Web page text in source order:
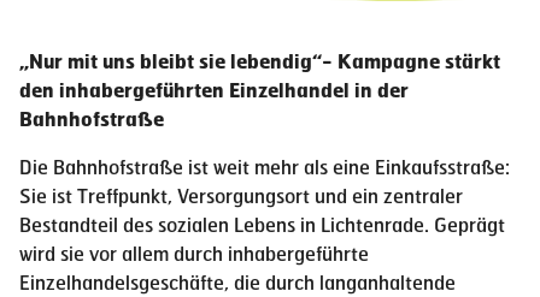
„Nur mit uns bleibt sie lebendig“- Kampagne stärkt
den inhabergeführten Einzelhandel in der
Bahnhofstraße
Die Bahnhofstraße ist weit mehr als eine Einkaufsstraße:
Sie ist Treffpunkt, Versorgungsort und ein zentraler
Bestandteil des sozialen Lebens in Lichtenrade. Geprägt
wird sie vor allem durch inhabergeführte
Einzelhandelsgeschäfte, die durch langanhaltende